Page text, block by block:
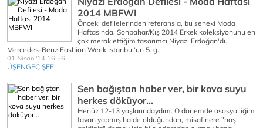
2014 MBFWI
Önceki defilelerinden referansla, bu seneki Moda
Haftasında, Sonbahar/Kış 2014 Erkek koleksiyonunu en
çok merak ettiğim tasarımcı Niyazi Erdoğan'dı.
Mercedes-Benz Fashion Week İstanbul'un 5. g..
01 Nisan '14 16:56
ÜŞENGEÇ ŞEF
Sen bağıştan haber ver, bir kova suyu
herkes döküyor...
Henüz 12-13 yaşlarındaydım. O dönemde asosyalliğim
tavan yapmış halde olduğundan, misafirlere "hoş